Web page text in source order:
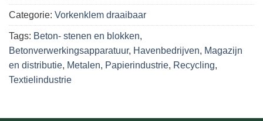
Categorie: Vorkenklem draaibaar
Tags: Beton- stenen en blokken,
Betonverwerkingsapparatuur, Havenbedrijven, Magazijn
en distributie, Metalen, Papierindustrie, Recycling,
Textielindustrie